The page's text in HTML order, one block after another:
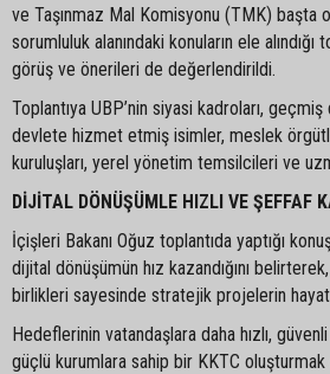
ve Taşınmaz Mal Komisyonu (TMK) başta
sorumluluk alanındaki konuların ele alındığı
görüş ve önerileri de değerlendirildi.
Toplantıya UBP’nin siyasi kadroları,
devlete hizmet etmiş isimler, meslek
kuruluşları, yerel yönetim temsilcileri ve
DİJİTAL DÖNÜŞÜMLE HIZLI VE ŞEFFAF
İçişleri Bakanı Oğuz toplantıda yaptığı
dijital dönüşümün hız kazandığını
birlikleri sayesinde stratejik projelerin
Hedeflerinin vatandaşlara daha hızlı,
güçlü kurumlara sahip bir KKTC